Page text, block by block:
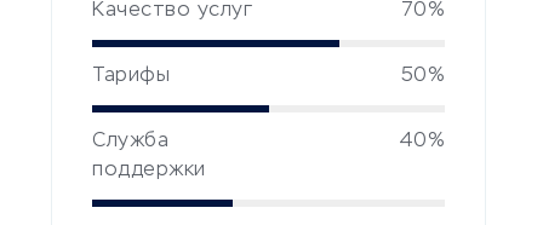
Качество услуг 70%
Тарифы 50%
Служба
поддержки
40%